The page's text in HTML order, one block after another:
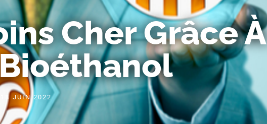
Cher Grâce À
18 JUIN 2022